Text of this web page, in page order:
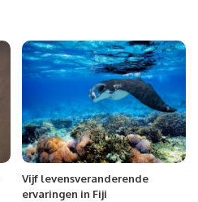
Vijf levensveranderende
ervaringen in Fiji